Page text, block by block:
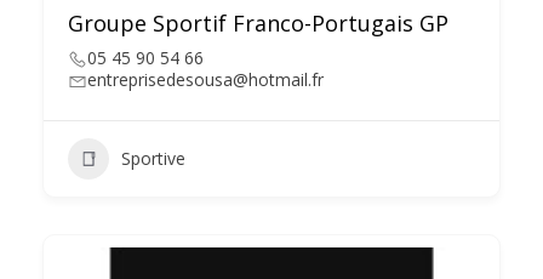
Groupe Sportif Franco-Portugais GP
05 45 90 54 66
entreprisedesousa@hotmail.fr
Sportive